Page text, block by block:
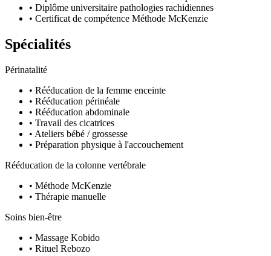
• Diplôme universitaire pathologies rachidiennes
• Certificat de compétence Méthode McKenzie
Spécialités
Périnatalité
• Rééducation de la femme enceinte
• Rééducation périnéale
• Rééducation abdominale
• Travail des cicatrices
• Ateliers bébé / grossesse
• Préparation physique à l'accouchement
Rééducation de la colonne vertébrale
• Méthode McKenzie
• Thérapie manuelle
Soins bien-être
• Massage Kobido
• Rituel Rebozo